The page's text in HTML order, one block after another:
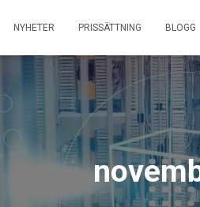
NYHETER PRISSÄTTNING BLOGG